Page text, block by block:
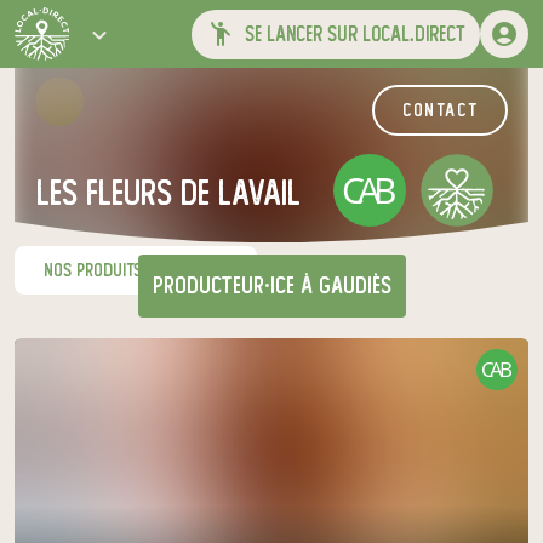
se lancer sur local.direct
contact
Les Fleurs de Lavail CAB
producteur·ice à Gaudiès
nos produits du moment
CAB